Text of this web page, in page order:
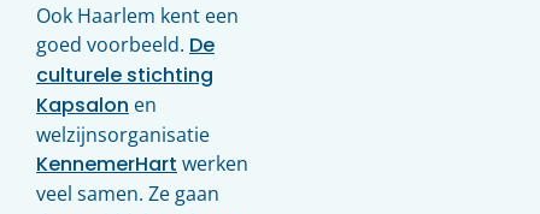
Ook Haarlem kent een
goed voorbeeld. De
culturele stichting
Kapsalon en
welzijnsorganisatie
KennemerHart werken
veel samen. Ze gaan